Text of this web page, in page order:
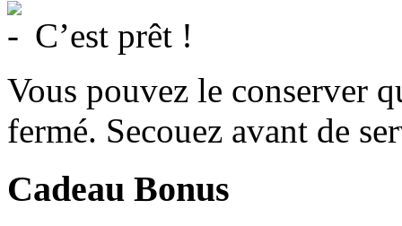
C’est prêt !
Vous pouvez le conserver
fermé. Secouez avant de
Cadeau Bonus